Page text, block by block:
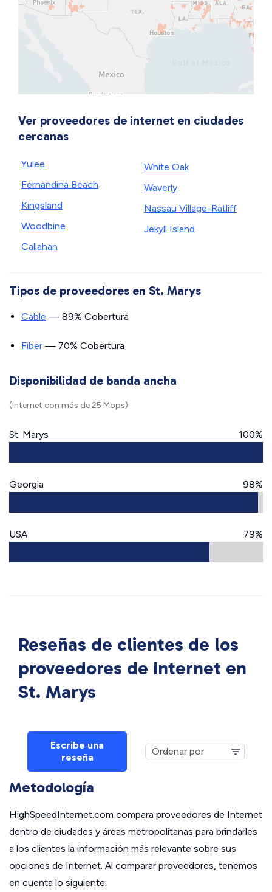
Ver proveedores de internet en ciudades
cercanas
Yulee
Fernandina Beach
Kingsland
Woodbine
Callahan
White Oak
Waverly
Nassau Village-Ratliff
Jekyll Island
Tipos de proveedores en St. Marys
Cable — 89% Cobertura
Fiber — 70% Cobertura
Disponibilidad de banda ancha
(Internet con más de 25 Mbps)
St. Marys 100%
Georgia 98%
USA 79%
Reseñas de clientes de los
proveedores de Internet en
St. Marys
Escribe una
reseña
Metodología
HighSpeedInternet.com compara proveedores de Internet
dentro de ciudades y áreas metropolitanas para brindarles
a los clientes la información más relevante sobre sus
opciones de Internet. Al comparar proveedores, tenemos
en cuenta lo siguiente: